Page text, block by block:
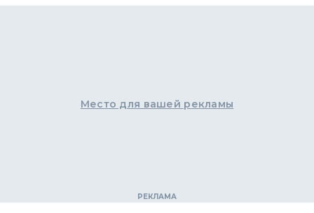
Место для вашей рекламы